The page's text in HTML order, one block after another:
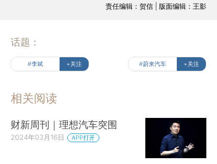
责任编辑：贺信 | 版面编辑：王影
话题：
#李斌 +关注 #蔚来汽车 +关注
相关阅读
财新周刊｜理想汽车突围
2024年03月16日 APP打开